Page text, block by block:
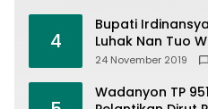
4
Bupati
Luhak Nan Tuo
Offroad 2019
24 November 2019
Wadanyon TP